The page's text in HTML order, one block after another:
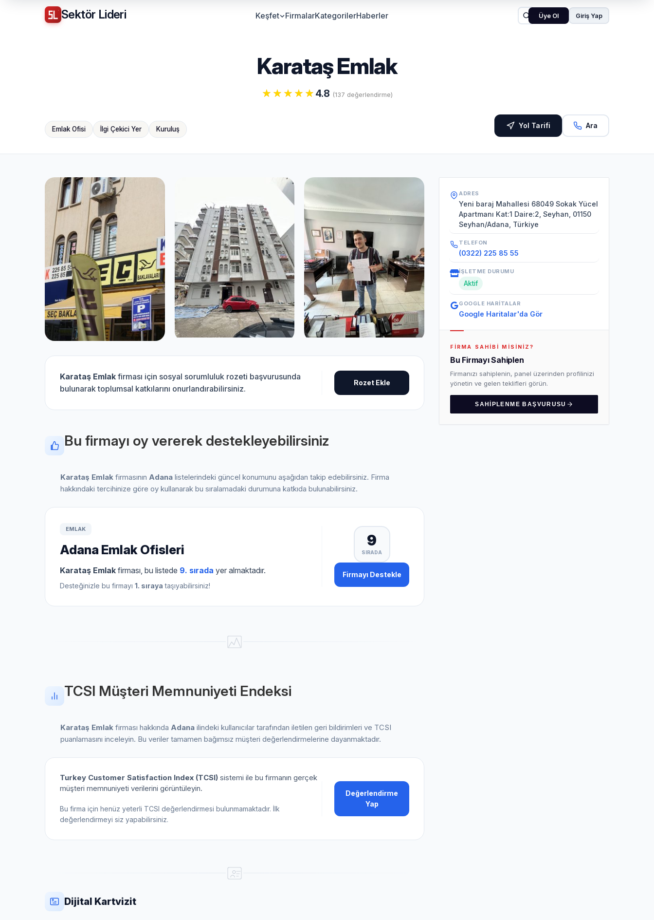
Sektör Lideri Keşfet FirmalarKategorilerHaberler Üye Ol Giriş Yap
Karataş Emlak
4.8 (137 değerlendirme)
Emlak Ofisi İlgi Çekici Yer Kuruluş Yol Tarifi Ara
Karataş Emlak firması için sosyal sorumluluk rozeti başvurusunda
bulunarak toplumsal katkılarını onurlandırabilirsiniz.
Rozet Ekle
Bu firmayı oy vererek destekleyebilirsiniz
Karataş Emlak firmasının Adana listelerindeki güncel konumunu aşağıdan takip edebilirsiniz. Firma
hakkındaki tercihinize göre oy kullanarak bu sıralamadaki durumuna katkıda bulunabilirsiniz.
EMLAK
Adana Emlak Ofisleri
Karataş Emlak firması, bu listede 9. sırada yer almaktadır.
Desteğinizle bu firmayı 1. sıraya taşıyabilirsiniz!
9
SIRADA
Firmayı Destekle
TCSI Müşteri Memnuniyeti Endeksi
Karataş Emlak firması hakkında Adana ilindeki kullanıcılar tarafından iletilen geri bildirimleri ve TCSI
puanlamasını inceleyin. Bu veriler tamamen bağımsız müşteri değerlendirmelerine dayanmaktadır.
Turkey Customer Satisfaction Index (TCSI) sistemi ile bu firmanın gerçek
müşteri memnuniyeti verilerini görüntüleyin.
Bu firma için henüz yeterli TCSI değerlendirmesi bulunmamaktadır. İlk
değerlendirmeyi siz yapabilirsiniz.
Değerlendirme
Yap
Dijital Kartvizit
ADRES
Yeni baraj Mahallesi 68049 Sokak Yücel
Apartmanı Kat:1 Daire:2, Seyhan, 01150
Seyhan/Adana, Türkiye
TELEFON
(0322) 225 85 55
İŞLETME DURUMU
Aktif
GOOGLE HARITALAR
Google Haritalar'da Gör
FIRMA SAHIBI MISINIZ?
Bu Firmayı Sahiplen
Firmanızı sahiplenin, panel üzerinden profilinizi
yönetin ve gelen teklifleri görün.
SAHIPLENME BAŞVURUSU